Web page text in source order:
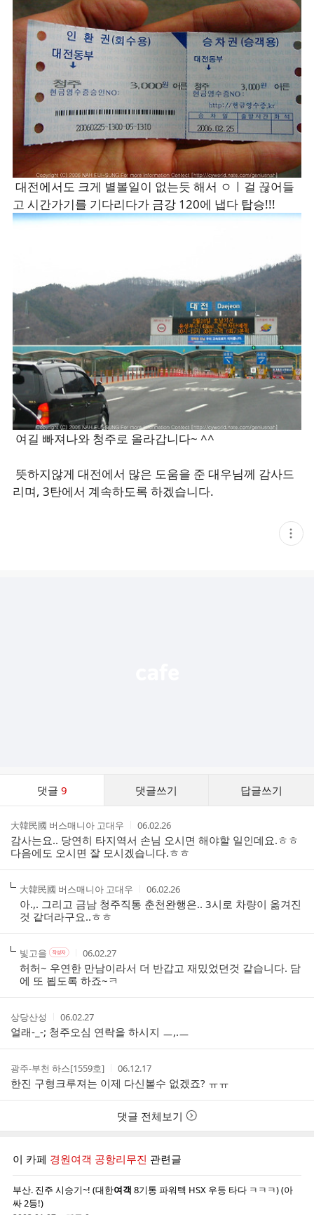
대전에서도 크게 별볼일이 없는듯 해서 ㅇㅣ걸 끊어들
고 시간가기를 기다리다가 금강 120에 냅다 탑승!!!
여길 빠져나와 청주로 올라갑니다~ ^^
뜻하지않게 대전에서 많은 도움을 준 대우님께 감사드
리며, 3탄에서 계속하도록 하겠습니다.
현
재
댓글 9 댓글쓰기 답글쓰기
트
작
성
자
大韓民國 버스매니아 고대우
작
성
시
간
06.02.26
감사는요.. 당연히 타지역서 손님 오시면 해야할 일인데요.ㅎㅎ
다음에도 오시면 잘 모시겠습니다.ㅎㅎ
작
성
자
大韓民國 버스매니아 고대우
작
성
시
06.02.26
아.,. 그리고 금남 청주직통 춘천완행은.. 3시로 차량이 옮겨진
것 같더라구요..ㅎㅎ
작
성
자
빛고을 작
성
자
본
인
작
성
작
성
시
간
06.02.27
허허~ 우연한 만남이라서 더 반갑고 재밌었던것 같습니다. 담
에 또 뵙도록 하죠~ㅋ
작
성
자
상당산성
작
성
시
간
06.02.27
얼래-_-; 청주오심 연락을 하시지 ㅡ,.ㅡ
작
성
자
광주-부천 하스[1559호]
작
성
시
간
06.12.17
한진 구형크루져는 이제 다신볼수 없겠죠? ㅠㅠ
댓글 전체보기
이 카페 경원여객 공항리무진 관련글
부산. 진주 시승기~! (대한여객 8기통 파워텍 HSX 우등 타다 ㅋㅋㅋ) (아
싸 2등!)